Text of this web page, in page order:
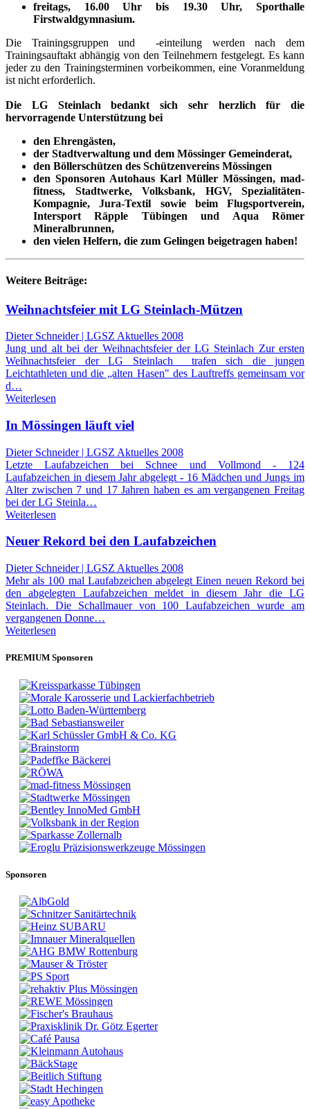
freitags, 16.00 Uhr bis 19.30 Uhr, Sporthalle
Firstwaldgymnasium.
Die Trainingsgruppen und -einteilung werden nach dem
Trainingsauftakt abhängig von den Teilnehmern festgelegt. Es kann
jeder zu den Trainingsterminen vorbeikommen, eine Voranmeldung
ist nicht erforderlich.
Die LG Steinlach bedankt sich sehr herzlich für die
hervorragende Unterstützung bei
den Ehrengästen,
der Stadtverwaltung und dem Mössinger Gemeinderat,
den Böllerschützen des Schützenvereins Mössingen
den Sponsoren Autohaus Karl Müller Mössingen, mad-
fitness, Stadtwerke, Volksbank, HGV, Spezialitäten-
Kompagnie, Jura-Textil sowie beim Flugsportverein,
Intersport Räpple Tübingen und Aqua Römer
Mineralbrunnen,
den vielen Helfern, die zum Gelingen beigetragen haben!
Weitere Beiträge:
Weihnachtsfeier mit LG Steinlach-Mützen
Dieter Schneider | LGSZ Aktuelles 2008
Jung und alt bei der Weihnachtsfeier der LG Steinlach Zur ersten
Weihnachtsfeier der LG Steinlach trafen sich die jungen
Leichtathleten und die „alten Hasen" des Lauftreffs gemeinsam vor
d…
Weiterlesen
In Mössingen läuft viel
Dieter Schneider | LGSZ Aktuelles 2008
Letzte Laufabzeichen bei Schnee und Vollmond - 124
Laufabzeichen in diesem Jahr abgelegt - 16 Mädchen und Jungs im
Alter zwischen 7 und 17 Jahren haben es am vergangenen Freitag
bei der LG Steinla…
Weiterlesen
Neuer Rekord bei den Laufabzeichen
Dieter Schneider | LGSZ Aktuelles 2008
Mehr als 100 mal Laufabzeichen abgelegt Einen neuen Rekord bei
den abgelegten Laufabzeichen meldet in diesem Jahr die LG
Steinlach. Die Schallmauer von 100 Laufabzeichen wurde am
vergangenen Donne…
Weiterlesen
PREMIUM Sponsoren
Sponsoren